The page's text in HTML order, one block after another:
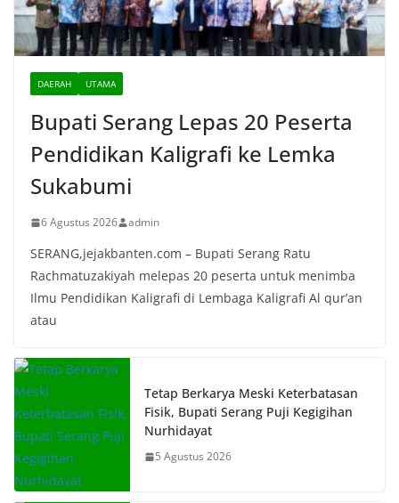
DAERAH UTAMA
Bupati Serang Lepas 20 Peserta
Pendidikan Kaligrafi ke Lemka
Sukabumi
6 Agustus 2026 admin
SERANG,jejakbanten.com – Bupati Serang Ratu
Rachmatuzakiyah melepas 20 peserta untuk menimba
Ilmu Pendidikan Kaligrafi di Lembaga Kaligrafi Al qur’an
atau
Tetap Berkarya Meski Keterbatasan
Fisik, Bupati Serang Puji Kegigihan
Nurhidayat
5 Agustus 2026